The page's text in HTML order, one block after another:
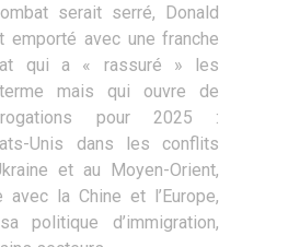
serait serré, Donald
emporté avec une franche
qui a « rassuré » les
mais qui ouvre de
pour 2025 :
Unis dans les conflits
et au Moyen-Orient,
avec la Chine et l’Europe,
politique d’immigration,